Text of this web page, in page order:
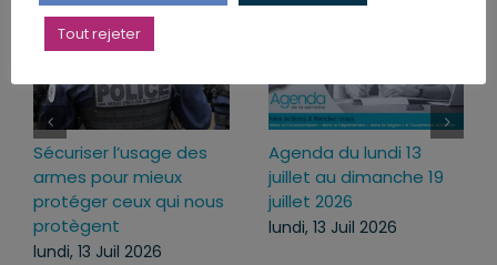
Sécuriser l’usage des
armes pour mieux
protéger ceux qui nous
protègent
lundi, 13 Juil 2026
Agenda du lundi 13
juillet au dimanche 19
juillet 2026
lundi, 13 Juil 2026
Tout rejeter